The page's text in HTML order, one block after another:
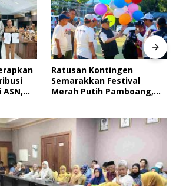
Ratusan Kontingen
Semarakkan Festival
Merah Putih Pamboang,
Tanah Air